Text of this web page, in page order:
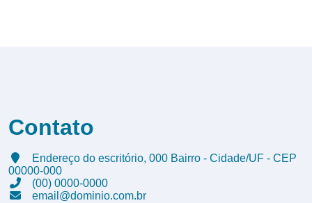
Contato
Endereço do escritório, 000 Bairro - Cidade/UF - CEP
00000-000
(00) 0000-0000
email@dominio.com.br